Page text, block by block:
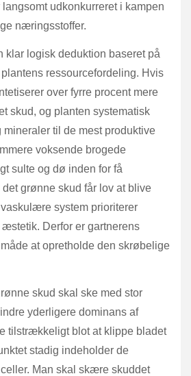
udkonkurreret i kampen
næringsstoffer.
klar logisk deduktion baseret på
ressourcefordeling. Hvis
over fyrre procent mere
skud, og planten systematisk
til de mest produktive
voksende brogede
sulte og dø inden for få
grønne skud får lov at blive
system prioriterer
Derfor er gartnerens
at opretholde den skrøbelige
skud skal ske med stor
yderligere dominans af
tilstrækkeligt blot at klippe bladet
stadig indeholder de
Man skal skære skuddet